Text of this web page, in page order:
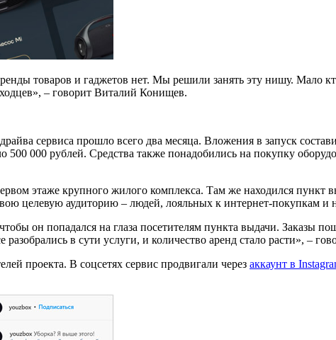
товаров и гаджетов нет. Мы решили занять эту нишу. Мало
– говорит Виталий Конищев.
сервиса прошло всего два месяца. Вложения в запуск
500 000 рублей. Средства также понадобились на покупку
этаже крупного жилого комплекса. Там же находился пункт
целевую аудиторию – людей, лояльных к интернет-покупкам и
он попадался на глаза посетителям пункта выдачи. Заказы
в сути услуги, и количество аренд стало расти», –
проекта. В соцсетях сервис продвигали через аккаунт в